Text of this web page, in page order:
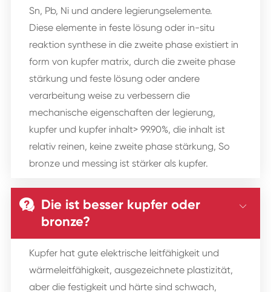
Sn, Pb, Ni und andere legierungselemente.
Diese elemente in feste lösung oder in-situ
reaktion synthese in die zweite phase existiert in
form von kupfer matrix, durch die zweite phase
stärkung und feste lösung oder andere
verarbeitung weise zu verbessern die
mechanische eigenschaften der legierung,
kupfer und kupfer inhalt> 99.90%, die inhalt ist
relativ reinen, keine zweite phase stärkung, So
bronze und messing ist stärker als kupfer.
 Die ist besser kupfer oder
bronze?

Kupfer hat gute elektrische leitfähigkeit und
wärmeleitfähigkeit, ausgezeichnete plastizität,
aber die festigkeit und härte sind schwach,